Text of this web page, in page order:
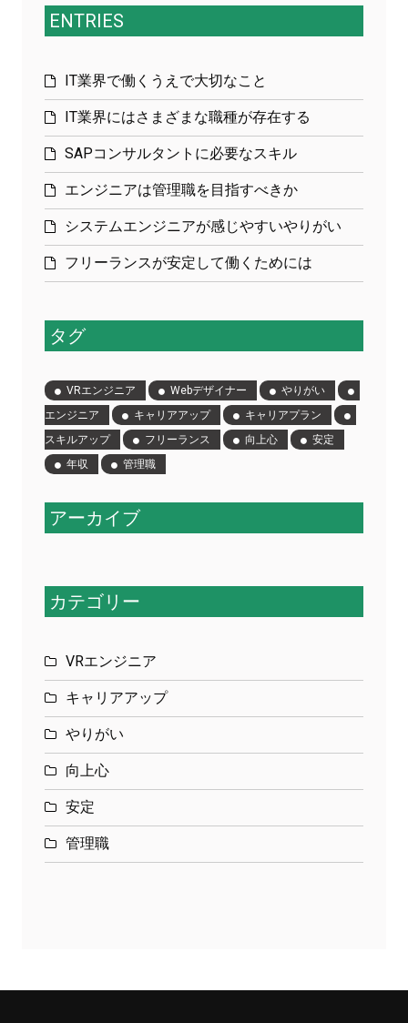
ENTRIES
IT業界で働くうえで大切なこと
IT業界にはさまざまな職種が存在する
SAPコンサルタントに必要なスキル
エンジニアは管理職を目指すべきか
システムエンジニアが感じやすいやりがい
フリーランスが安定して働くためには
タグ
VRエンジニア Webデザイナー
やりがい
エンジニア
キャリアアップ
キャリアプラン
スキルアップ
フリーランス 向上心
安定
年収
管理職
アーカイブ
カテゴリー
VRエンジニア
キャリアアップ
やりがい
向上心
安定
管理職